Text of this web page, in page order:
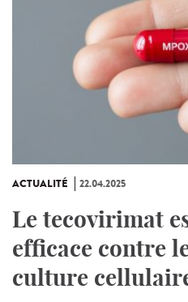
ACTUALITÉ 22.04.2025
Le tecovirimat
efficace contre
culture